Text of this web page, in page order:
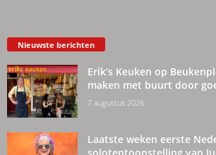
Nieuwste berichten
Erik’s Keuken op
maken met buurt door
7 augustus 2026
Laatste weken eerste